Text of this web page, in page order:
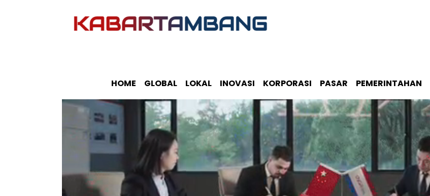
HOME GLOBAL LOKAL INOVASI KORPORASI PASAR PEMERINTAHAN